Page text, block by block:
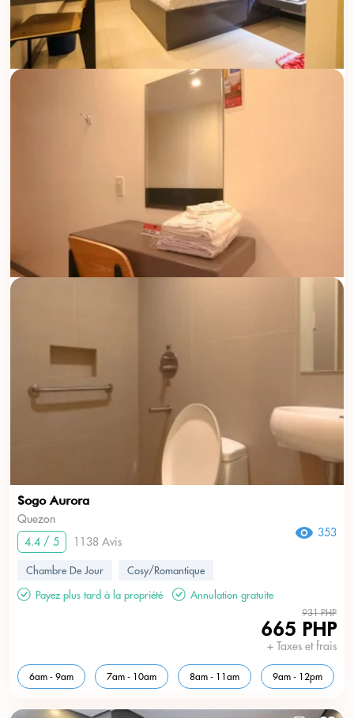
Sogo Aurora
Quezon
4.4 / 5
1138 Avis
353
Chambre De Jour
Cosy/Romantique
Payez plus tard à la propriété
Annulation gratuite
931 PHP
665 PHP
+ Taxes et frais
6am - 9am 7am - 10am 8am - 11am 9am - 12pm